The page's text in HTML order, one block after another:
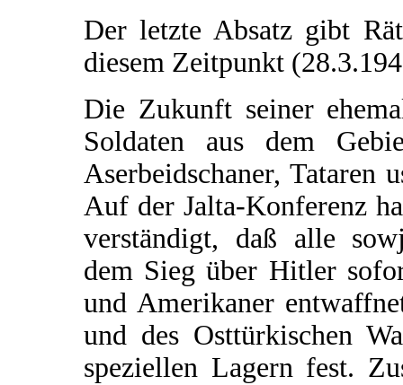
Der letzte Absatz gibt
diesem Zeitpunkt
Die Zukunft seiner
Soldaten aus dem
Aserbeidschaner, Tataren
Auf der Jalta-Konferenz
verständigt, daß alle
dem Sieg über Hitler
und Amerikaner
und des Osttürkischen
speziellen Lagern fest.